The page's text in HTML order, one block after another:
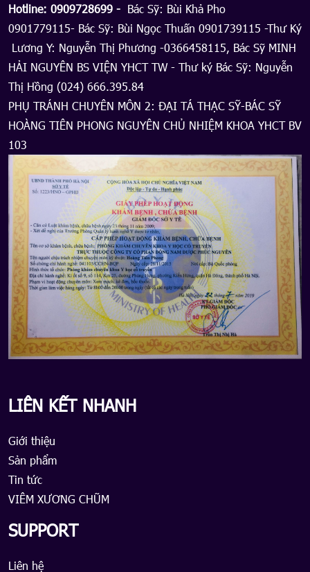
Hotline: 0909728699 - Bác Sỹ: Bùi Khả Pho
0901779115- Bác Sỹ: Bùi Ngọc Thuấn 0901739115 -Thư Ký
Lương Y: Nguyễn Thị Phương -0366458115, Bác Sỹ MINH
HẢI NGUYÊN BS VIỆN YHCT TW - Thư ký Bác Sỹ: Nguyễn
Thị Hồng (024) 666.395.84
PHỤ TRÁNH CHUYÊN MÔN 2: ĐẠI TÁ THẠC SỸ-BÁC SỸ
HOÀNG TIÊN PHONG NGUYÊN CHỦ NHIỆM KHOA YHCT BV
103
LIÊN KẾT NHANH
Giới thiệu
Sản phẩm
Tin tức
VIÊM XƯƠNG CHŨM
SUPPORT
Liên hệ